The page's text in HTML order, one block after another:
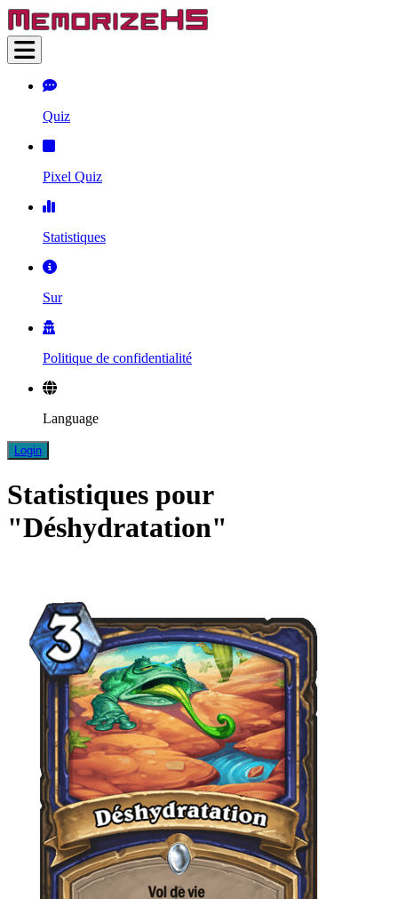
Quiz
Pixel Quiz
Statistiques
Sur
Politique de confidentialité
Language
Login
Statistiques pour
"Déshydratation"